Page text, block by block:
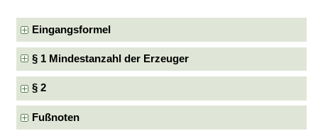
Eingangsformel
§ 1 Mindestanzahl der Erzeuger
§ 2
Fußnoten